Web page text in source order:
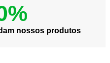
nossos produtos